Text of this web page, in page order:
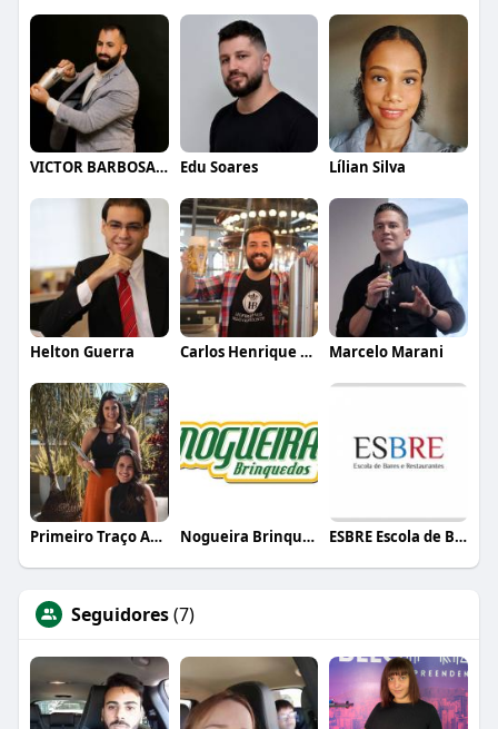
VICTOR BARBOSA QUARANTA Edu Soares Lílian Silva
Helton Guerra Carlos Henrique de Faria Vasconcelos Marcelo Marani
Primeiro Traço Arquitetura Nogueira Brinquedos ESBRE Escola de Bares e Restaurantes
Seguidores(7)